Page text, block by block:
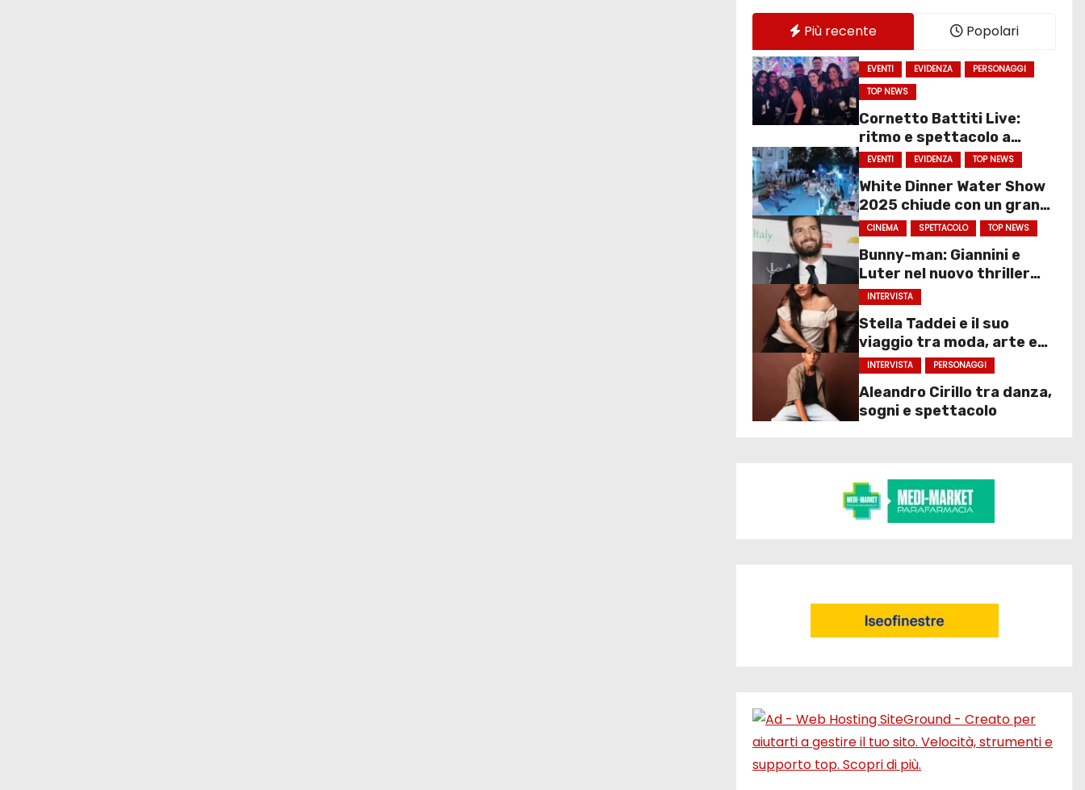
Più recente Popolari
EVENTI EVIDENZA
PERSONAGGI
TOP NEWS
Cornetto Battiti Live:
ritmo e spettacolo a
Molfetta
EVENTI EVIDENZA TOP NEWS
White Dinner Water Show
2025 chiude con un gran
finale
CINEMA SPETTACOLO TOP NEWS
Bunny-man: Giannini e
Luter nel nuovo thriller
sociale
INTERVISTA
Stella Taddei e il suo
viaggio tra moda, arte e
spettacolo
INTERVISTA PERSONAGGI
Aleandro Cirillo tra danza,
sogni e spettacolo